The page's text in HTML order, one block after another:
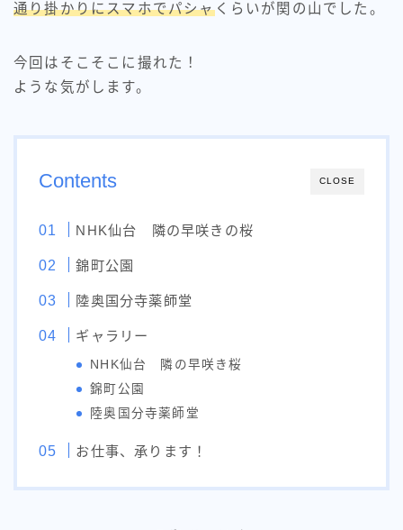
通り掛かりにスマホでパシャくらいが関の山でした。
今回はそこそこに撮れた！
ような気がします。
CLOSE
Contents
NHK仙台 隣の早咲きの桜
錦町公園
陸奥国分寺薬師堂
ギャラリー
NHK仙台 隣の早咲き桜
錦町公園
陸奥国分寺薬師堂
お仕事、承ります！